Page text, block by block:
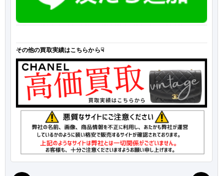
その他の買取実績はこちらから☟